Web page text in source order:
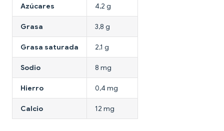
Azúcares 4,2 g
Grasa 3,8 g
Grasa saturada 2,1 g
Sodio 8 mg
Hierro 0,4 mg
Calcio 12 mg